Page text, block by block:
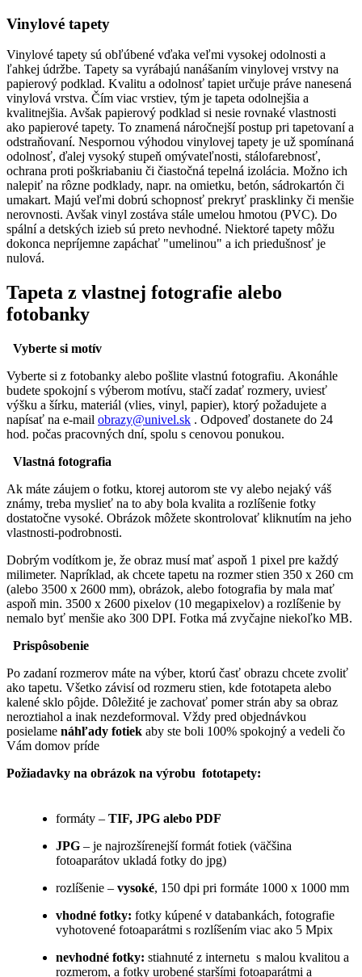
Vinylové tapety
Vinylové tapety sú obľúbené vďaka veľmi vysokej odolnosti a
ľahkej údržbe. Tapety sa vyrábajú nanášaním vinylovej vrstvy na
papierový podklad. Kvalitu a odolnosť tapiet určuje práve nanesená
vinylová vrstva. Čím viac vrstiev, tým je tapeta odolnejšia a
kvalitnejšia. Avšak papierový podklad si nesie rovnaké vlastnosti
ako papierové tapety. To znamená náročnejší postup pri tapetovaní a
odstraňovaní. Nespornou výhodou vinylovej tapety je už spomínaná
odolnosť, ďalej vysoký stupeň omývateľnosti, stálofarebnosť,
ochrana proti poškriabaniu či čiastočná tepelná izolácia. Možno ich
nalepiť na rôzne podklady, napr. na omietku, betón, sádrokartón či
umakart. Majú veľmi dobrú schopnosť prekryť prasklinky či menšie
nerovnosti. Avšak vinyl zostáva stále umelou hmotou (PVC). Do
spální a detských izieb sú preto nevhodné. Niektoré tapety môžu
dokonca nepríjemne zapáchať "umelinou" a ich priedušnosť je
nulová.
Tapeta z vlastnej fotografie alebo
fotobanky
Vyberte si motív
Vyberte si z fotobanky alebo pošlite vlastnú fotografiu. Akonáhle
budete spokojní s výberom motívu, stačí zadať rozmery, uviesť
výšku a šírku, materiál (vlies, vinyl, papier), ktorý požadujete a
napísať na e-mail obrazy@univel.sk . Odpoveď dostanete do 24
hod. počas pracovných dní, spolu s cenovou ponukou.
Vlastná fotografia
Ak máte záujem o fotku, ktorej autorom ste vy alebo nejaký váš
známy, treba myslieť na to aby bola kvalita a rozlíšenie fotky
dostatočne vysoké. Obrázok môžete skontrolovať kliknutím na jeho
vlastnosti-podrobnosti.
Dobrým vodítkom je, že obraz musí mať aspoň 1 pixel pre každý
milimeter. Napríklad, ak chcete tapetu na rozmer stien 350 x 260 cm
(alebo 3500 x 2600 mm), obrázok, alebo fotografia by mala mať
aspoň min. 3500 x 2600 pixelov (10 megapixelov) a rozlíšenie by
nemalo byť menšie ako 300 DPI. Fotka má zvyčajne niekoľko MB.
Prispôsobenie
Po zadaní rozmerov máte na výber, ktorú časť obrazu chcete zvoliť
ako tapetu. Všetko závisí od rozmeru stien, kde fototapeta alebo
kalené sklo pôjde. Dôležité je zachovať pomer strán aby sa obraz
neroztiahol a inak nezdeformoval. Vždy pred objednávkou
posielame náhľady fotiek aby ste boli 100% spokojný a vedeli čo
Vám domov príde
Požiadavky na obrázok na výrobu fototapety:
formáty – TIF, JPG alebo PDF
JPG – je najrozšírenejší formát fotiek (väčšina
fotoaparátov ukladá fotky do jpg)
rozlíšenie – vysoké, 150 dpi pri formáte 1000 x 1000 mm
vhodné fotky: fotky kúpené v databankách, fotografie
vyhotovené fotoaparátmi s rozlíšením viac ako 5 Mpix
nevhodné fotky: stiahnuté z internetu s malou kvalitou a
rozmerom, a fotky urobené staršími fotoaparátmi a